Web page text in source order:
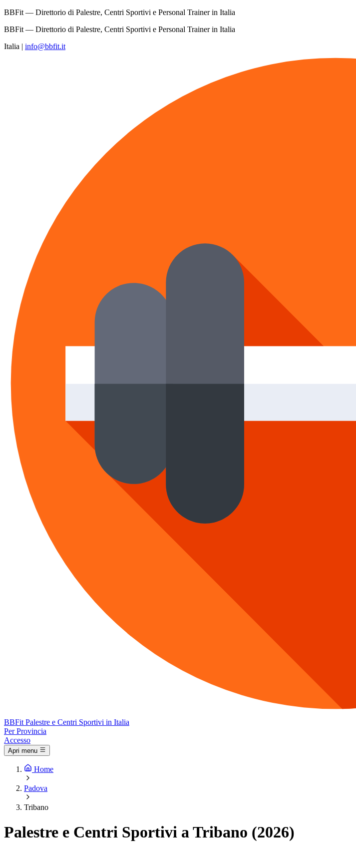
BBFit — Direttorio di Palestre, Centri Sportivi e Personal Trainer in Italia
BBFit — Direttorio di Palestre, Centri Sportivi e Personal Trainer in Italia
Italia | info@bbfit.it
BBFit Palestre e Centri Sportivi in Italia
Per Provincia
Accesso
Apri menu
Home
Padova
Tribano
Palestre e Centri Sportivi a Tribano (2026)